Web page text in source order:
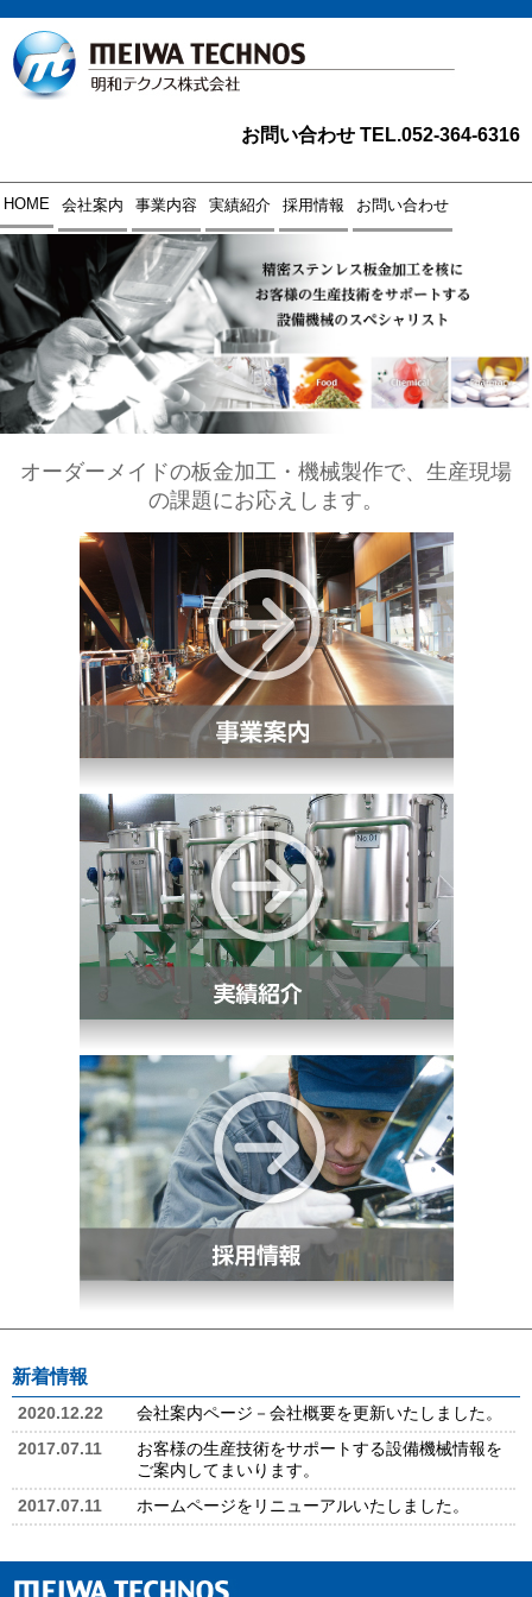
お問い合わせ TEL.052-364-6316
HOME 会社案内 事業内容 実績紹介 採用情報 お問い合わせ
オーダーメイドの板金加工・機械製作で、生産現場
の課題にお応えします。
新着情報
2020.12.22
会社案内ページ－会社概要を更新いたしました。
2017.07.11
お客様の生産技術をサポートする設備機械情報を
ご案内してまいります。
2017.07.11
ホームページをリニューアルいたしました。